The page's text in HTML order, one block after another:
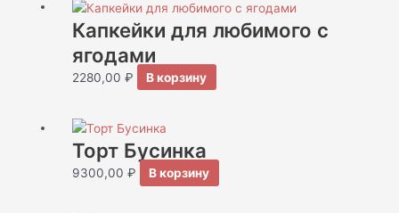
Капкейки для любимого с
ягодами
2280,00₽ В корзину
Торт Бусинка
9300,00₽ В корзину